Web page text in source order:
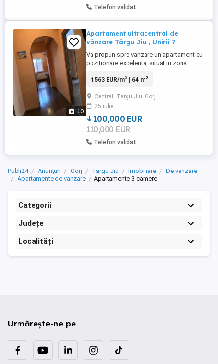
Telefon validat
10
Apartament ultracentral de
vânzare Târgu Jiu , Unirii 7
Va propun spre vanzare un apartament cu
pozitionare excelenta, situat in zona
Strada Unirii nr 7 Bloc 7 Scara 2, una dintre
oras. Detalii proprietate: 3 camere
decomandate Suprafata utila 64 mp Etaj 4
din 4 Bloc construit ...
1563 EUR/m2| 64 m2
Central, Targu Jiu, Gorj
25 iulie
100,000 EUR
110,000 EUR
Telefon validat
Publi24 Anunțuri Gorj Targu Jiu Imobiliare
De vanzare
Apartamente de vanzare
Apartamente 3 camere
Categorii
Județe
Localități
Urmărește-ne pe